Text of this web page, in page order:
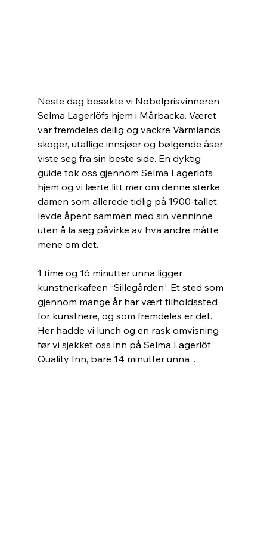
Neste dag besøkte vi Nobelprisvinneren
Selma Lagerlöfs hjem i Mårbacka. Været
var fremdeles deilig og vackre Värmlands
skoger, utallige innsjøer og bølgende åser
viste seg fra sin beste side. En dyktig
guide tok oss gjennom Selma Lagerlöfs
hjem og vi lærte litt mer om denne sterke
damen som allerede tidlig på 1900-tallet
levde åpent sammen med sin venninne
uten å la seg påvirke av hva andre måtte
mene om det.
1 time og 16 minutter unna ligger
kunstnerkafeen ”Sillegården”. Et sted som
gjennom mange år har vært tilholdssted
for kunstnere, og som fremdeles er det.
Her hadde vi lunch og en rask omvisning
før vi sjekket oss inn på Selma Lagerlöf
Quality Inn, bare 14 minutter unna…